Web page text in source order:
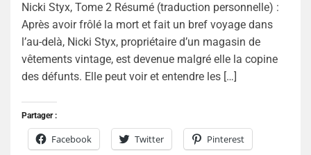
Nicki Styx, Tome 2 Résumé (traduction personnelle) :
Après avoir frôlé la mort et fait un bref voyage dans
l’au-delà, Nicki Styx, propriétaire d’un magasin de
vêtements vintage, est devenue malgré elle la copine
des défunts. Elle peut voir et entendre les […]
Partager :
Facebook Twitter Pinterest